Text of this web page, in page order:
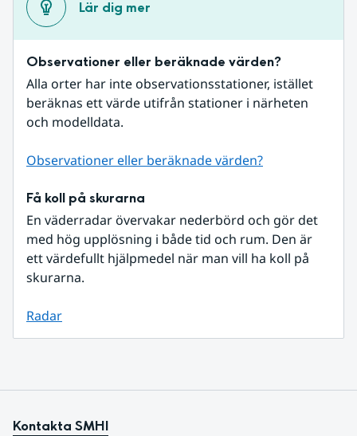
Lär dig mer
Observationer eller beräknade värden?
Alla orter har inte observationsstationer, istället
beräknas ett värde utifrån stationer i närheten
och modelldata.
Observationer eller beräknade värden?
Få koll på skurarna
En väderradar övervakar nederbörd och gör det
med hög upplösning i både tid och rum. Den är
ett värdefullt hjälpmedel när man vill ha koll på
skurarna.
Radar
Kontakta SMHI